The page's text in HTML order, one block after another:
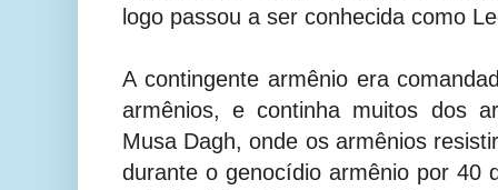
logo passou a ser conhecida como
A contingente armênio era
armênios, e continha muitos dos
Musa Dagh, onde os armênios
durante o genocídio armênio por 40